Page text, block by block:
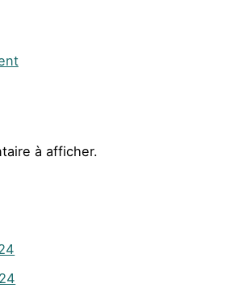
à afficher.